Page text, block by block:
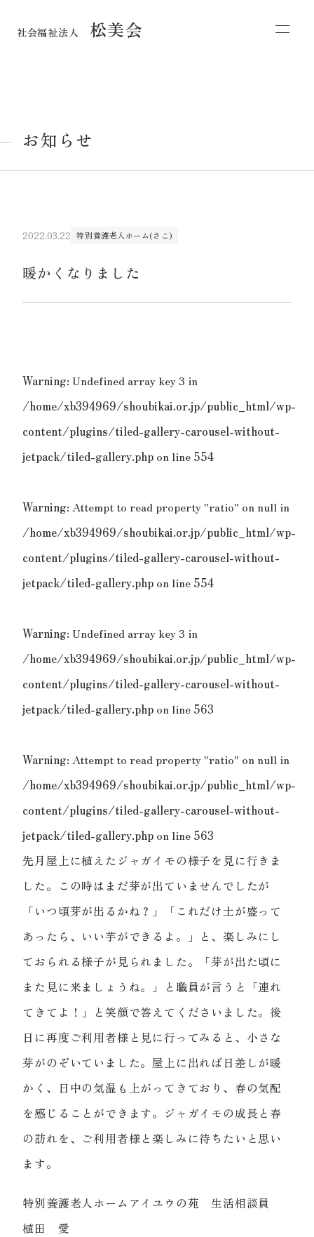
社会福祉法人 松美会
お知らせ
2022.03.22 特別養護老人ホーム(さこ)
暖かくなりました
Warning: Undefined array key 3 in
/home/xb394969/shoubikai.or.jp/public_html/wp-
content/plugins/tiled-gallery-carousel-without-
jetpack/tiled-gallery.php on line 554
Warning: Attempt to read property "ratio" on null in
/home/xb394969/shoubikai.or.jp/public_html/wp-
content/plugins/tiled-gallery-carousel-without-
jetpack/tiled-gallery.php on line 554
Warning: Undefined array key 3 in
/home/xb394969/shoubikai.or.jp/public_html/wp-
content/plugins/tiled-gallery-carousel-without-
jetpack/tiled-gallery.php on line 563
Warning: Attempt to read property "ratio" on null in
/home/xb394969/shoubikai.or.jp/public_html/wp-
content/plugins/tiled-gallery-carousel-without-
jetpack/tiled-gallery.php on line 563
先月屋上に植えたジャガイモの様子を見に行きま
した。この時はまだ芽が出ていませんでしたが
「いつ頃芽が出るかね？」「これだけ土が盛って
あったら、いい芋ができるよ。」と、楽しみにし
ておられる様子が見られました。「芽が出た頃に
また見に来ましょうね。」と職員が言うと「連れ
てきてよ！」と笑顔で答えてくださいました。後
日に再度ご利用者様と見に行ってみると、小さな
芽がのぞいていました。屋上に出れば日差しが暖
かく、日中の気温も上がってきており、春の気配
を感じることができます。ジャガイモの成長と春
の訪れを、ご利用者様と楽しみに待ちたいと思い
ます。
特別養護老人ホームアイユウの苑 生活相談員
植田 愛